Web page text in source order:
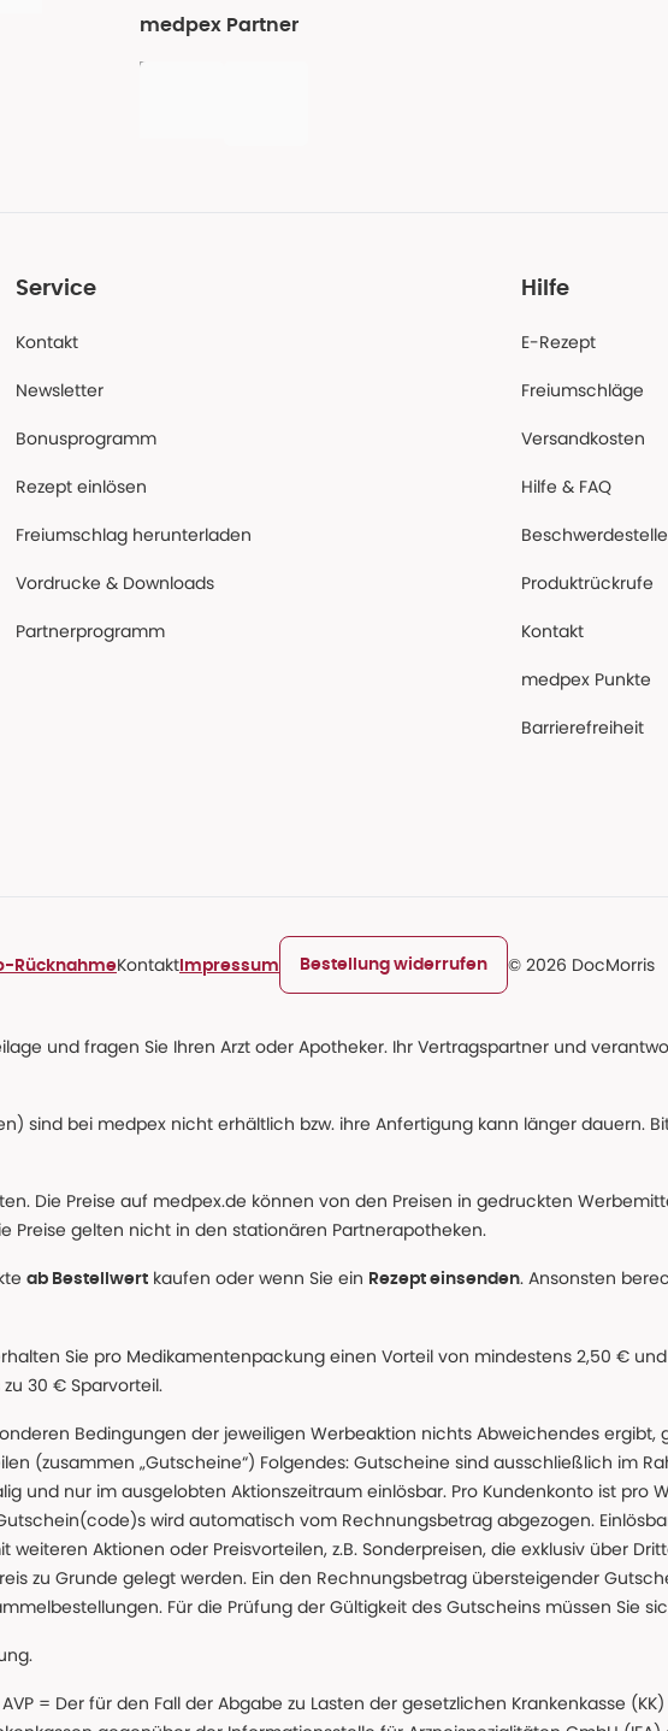
medpex Partner
Service
Kontakt
Newsletter
Bonusprogramm
Rezept einlösen
Freiumschlag herunterladen
Vordrucke & Downloads
Partnerprogramm
Hilfe
E-Rezept
Freiumschläge
Versandkosten
Hilfe & FAQ
Beschwerdestelle
Produktrückrufe
Kontakt
medpex Punkte
Barrierefreiheit
RücknahmeKontakt Impressum Bestellung widerrufen © 2026 DocMorris
und fragen Sie Ihren Arzt oder Apotheker. Ihr Vertragspartner und
sind bei medpex nicht erhältlich bzw. ihre Anfertigung kann länger dauern.
Die Preise auf medpex.de können von den Preisen in gedruckten
Preise gelten nicht in den stationären Partnerapotheken.
ab Bestellwert kaufen oder wenn Sie ein Rezept einsenden. Ansonsten
Sie pro Medikamentenpackung einen Vorteil von mindestens 2,50 €
30 € Sparvorteil.
Bedingungen der jeweiligen Werbeaktion nichts Abweichendes ergibt,
(zusammen „Gutscheine“) Folgendes: Gutscheine sind ausschließlich im
und nur im ausgelobten Aktionszeitraum einlösbar. Pro Kundenkonto ist pro
wird automatisch vom Rechnungsbetrag abgezogen.
Aktionen oder Preisvorteilen, z.B. Sonderpreisen, die exklusiv über
zu Grunde gelegt werden. Ein den Rechnungsbetrag übersteigender
Für die Prüfung der Gültigkeit des Gutscheins müssen Sie
= Der für den Fall der Abgabe zu Lasten der gesetzlichen Krankenkasse